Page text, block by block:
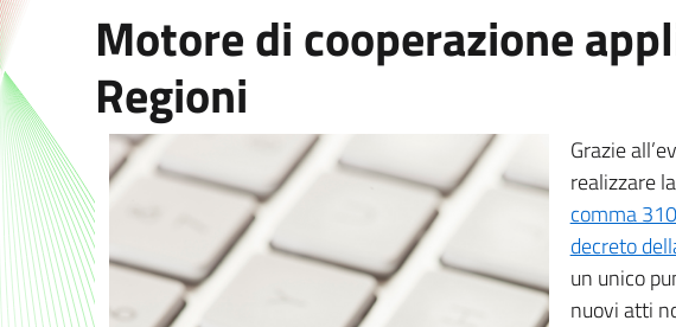
Motore di cooperazione
Regioni
Grazie
realizzare
comma
decreto
un unico
nuovi atti